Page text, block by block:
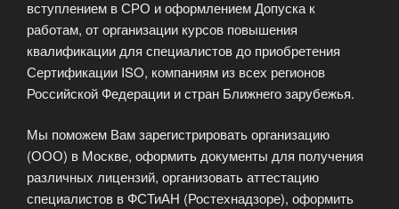
вступлением в СРО и оформлением Допуска к
работам, от организации курсов повышения
квалификации для специалистов до приобретения
Сертификации ISO, компаниям из всех регионов
Российской Федерации и стран Ближнего зарубежья.
Мы поможем Вам зарегистрировать организацию
(ООО) в Москве, оформить документы для получения
различных лицензий, организовать аттестацию
специалистов в ФСТиАН (Ростехнадзоре), оформить